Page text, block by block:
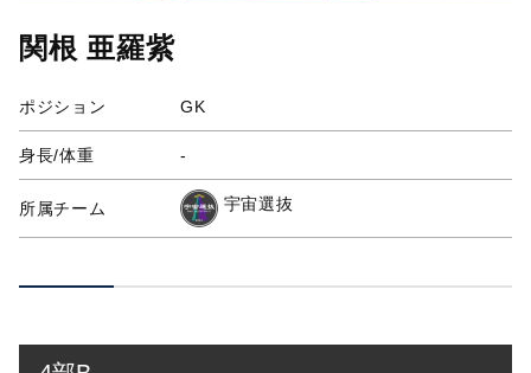
関根 亜羅紫
ポジション GK
身長/体重 -
所属チーム 宇宙選抜